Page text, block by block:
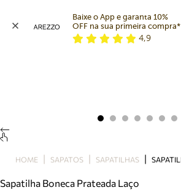
Bolsa
Tamanco
Baixe o App e garanta 10%
OFF na sua primeira compra*
4,9
HOME SAPATOS SAPATILHAS
Sapatilha Boneca Prateada Laço